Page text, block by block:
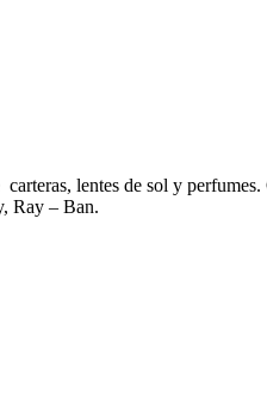
lentes de sol y
Ray – Ban.